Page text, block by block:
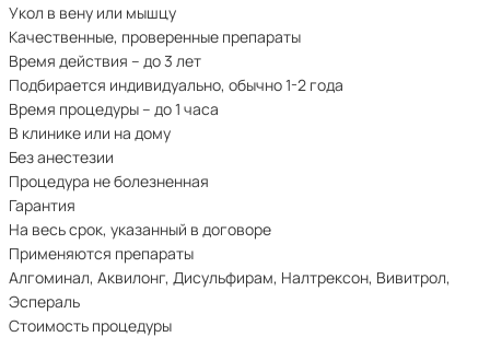
Укол в вену или мышцу
Качественные, проверенные препараты
Время действия – до 3 лет
Подбирается индивидуально, обычно 1-2 года
Время процедуры – до 1 часа
В клинике или на дому
Без анестезии
Процедура не болезненная
Гарантия
На весь срок, указанный в договоре
Применяются препараты
Алгоминал, Аквилонг, Дисульфирам, Налтрексон, Вивитрол,
Эспераль
Стоимость процедуры